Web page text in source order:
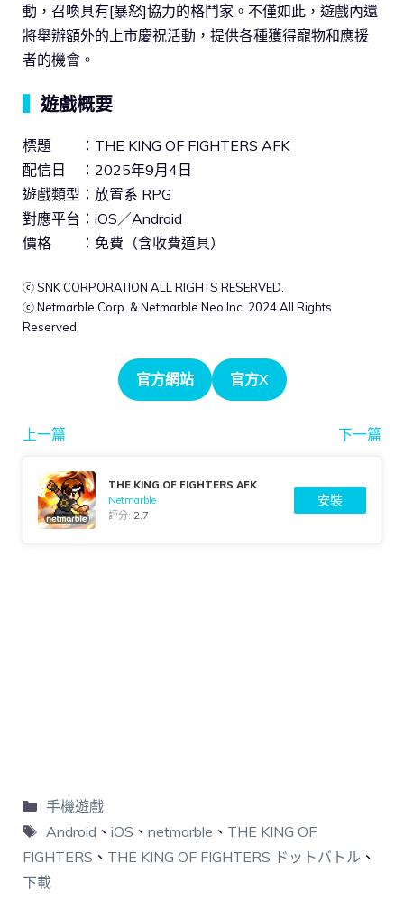
動，召喚具有[暴怒]協力的格鬥家。不僅如此，遊戲內還
將舉辦額外的上市慶祝活動，提供各種獲得寵物和應援
者的機會。
遊戲概要
標題 ：THE KING OF FIGHTERS AFK
配信日 ：2025年9月4日
遊戲類型：放置系 RPG
對應平台：iOS／Android
價格 ：免費（含收費道具）
ⓒ SNK CORPORATION ALL RIGHTS RESERVED.
ⓒ Netmarble Corp. & Netmarble Neo Inc. 2024 All Rights
Reserved.
官方網站 官方X
上一篇 下一篇
THE KING OF FIGHTERS AFK
Netmarble
評分: 2.7
安裝
手機遊戲
Android 、 iOS 、 netmarble 、 THE KING OF
FIGHTERS 、 THE KING OF FIGHTERS ドットバトル 、
下載